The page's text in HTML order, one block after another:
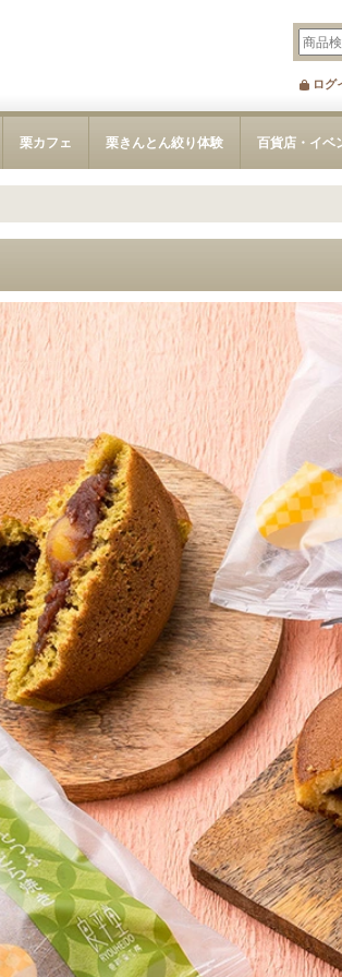
ログ
栗カフェ 栗きんとん絞り体験 百貨店・イベ